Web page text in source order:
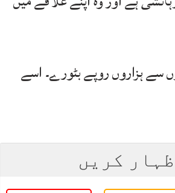
سے ہزاروں روپے بٹورے۔ اسے
کریں